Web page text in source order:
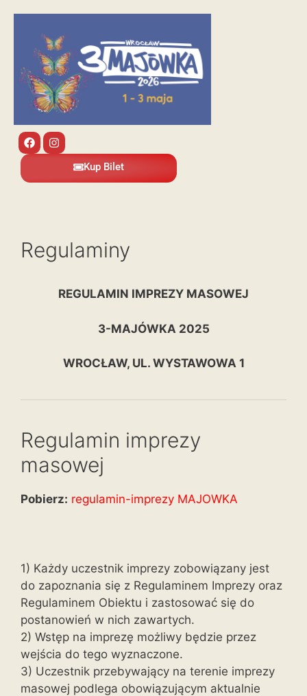
Kup Bilet
Regulaminy
REGULAMIN IMPREZY MASOWEJ
3-MAJÓWKA 2025
WROCŁAW, UL. WYSTAWOWA 1
Regulamin imprezy
masowej
Pobierz: regulamin-imprezy MAJOWKA
1) Każdy uczestnik imprezy zobowiązany jest
do zapoznania się z Regulaminem Imprezy oraz
Regulaminem Obiektu i zastosować się do
postanowień w nich zawartych.
2) Wstęp na imprezę możliwy będzie przez
wejścia do tego wyznaczone.
3) Uczestnik przebywający na terenie imprezy
masowej podlega obowiązującym aktualnie